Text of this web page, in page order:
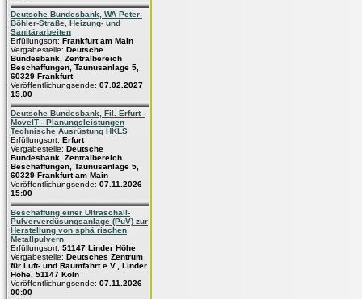
Deutsche Bundesbank, WA Peter-
Böhler-Straße, Heizung- und
Sanitärarbeiten
Erfüllungsort: Frankfurt am Main
Vergabestelle: Deutsche
Bundesbank, Zentralbereich
Beschaffungen, Taunusanlage 5,
60329 Frankfurt
Veröffentlichungsende: 07.02.2027
15:00
Deutsche Bundesbank, Fil. Erfurt -
MoveIT - Planungsleistungen
Technische Ausrüstung HKLS
Erfüllungsort: Erfurt
Vergabestelle: Deutsche
Bundesbank, Zentralbereich
Beschaffungen, Taunusanlage 5,
60329 Frankfurt am Main
Veröffentlichungsende: 07.11.2026
15:00
Beschaffung einer Ultraschall-
Pulververdüsungsanlage (PuV) zur
Herstellung von sphä rischen
Metallpulvern
Erfüllungsort: 51147 Linder Höhe
Vergabestelle: Deutsches Zentrum
für Luft- und Raumfahrt e.V., Linder
Höhe, 51147 Köln
Veröffentlichungsende: 07.11.2026
00:00